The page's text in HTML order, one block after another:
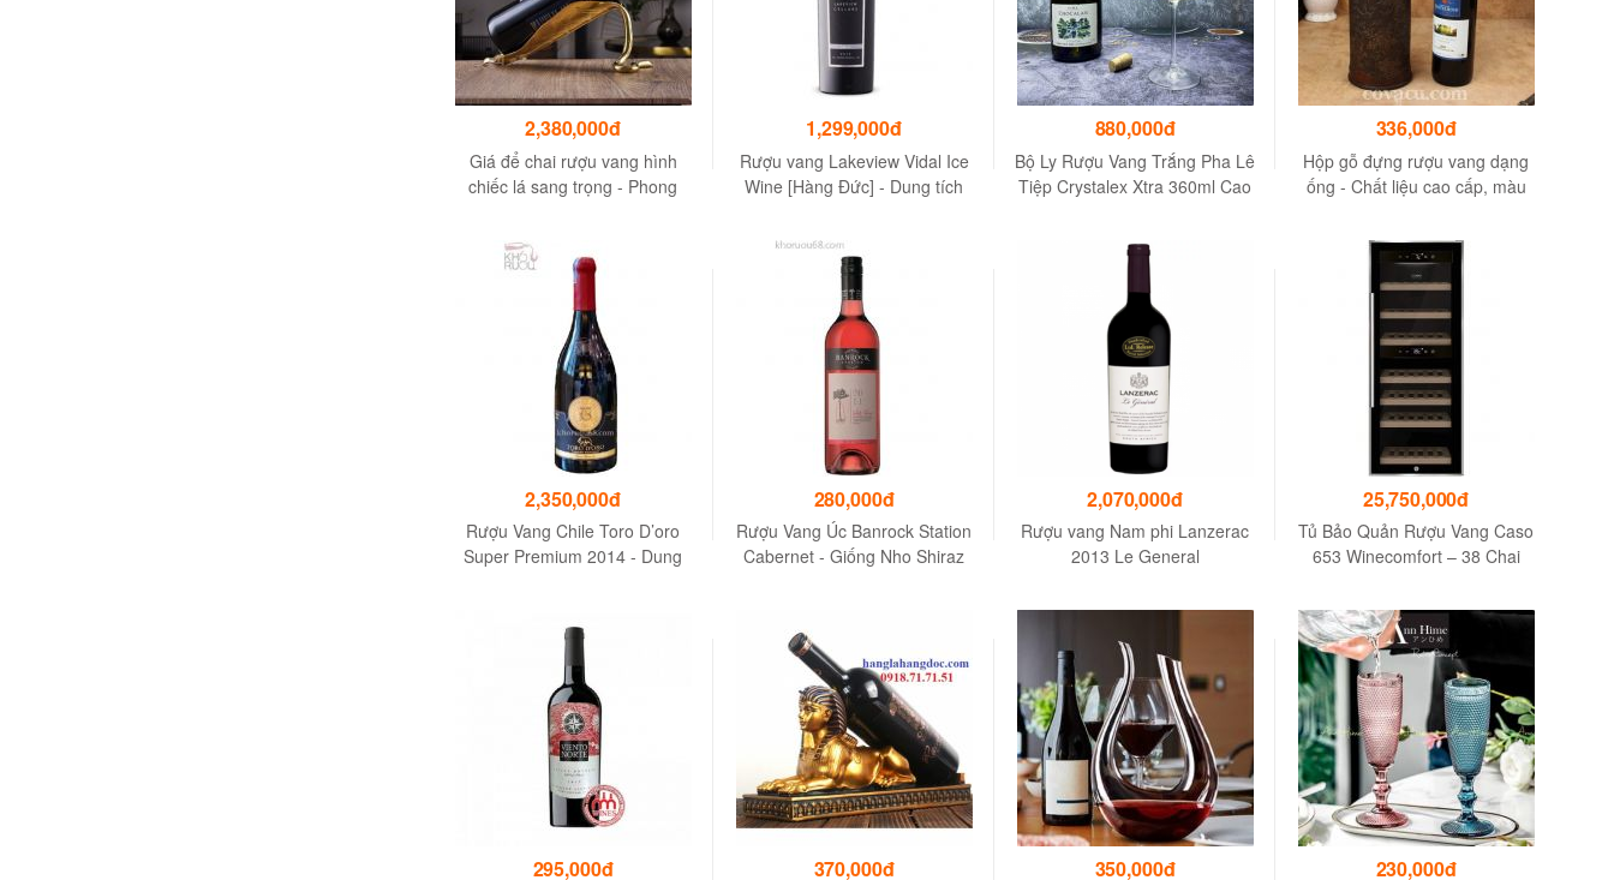
2,380,000đ
Giá để chai rượu vang hình
chiếc lá sang trọng - Phong
1,299,000đ
Rượu vang Lakeview Vidal Ice
Wine [Hàng Đức] - Dung tích
880,000đ
Bộ Ly Rượu Vang Trắng Pha Lê
Tiệp Crystalex Xtra 360ml Cao
336,000đ
Hộp gỗ đựng rượu vang dạng
ống - Chất liệu cao cấp, màu
2,350,000đ
Rượu Vang Chile Toro D’oro
Super Premium 2014 - Dung
280,000đ
Rượu Vang Úc Banrock Station
Cabernet - Giống Nho Shiraz
2,070,000đ
Rượu vang Nam phi Lanzerac
2013 Le General
25,750,000đ
Tủ Bảo Quản Rượu Vang Caso
653 Winecomfort – 38 Chai
295,000đ 370,000đ 350,000đ 230,000đ